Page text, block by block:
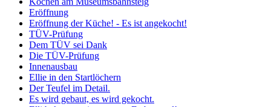
Eröffnung
Eröffnung der Küche! - Es ist angekocht!
TÜV-Prüfung
Dem TÜV sei Dank
Die TÜV-Prüfung
Innenausbau
Ellie in den Startlöchern
Der Teufel im Detail.
Es wird gebaut, es wird gekocht.